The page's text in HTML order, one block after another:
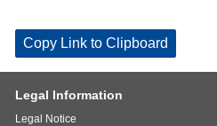
Copy Link to Clipboard
Legal Information
Legal Notice